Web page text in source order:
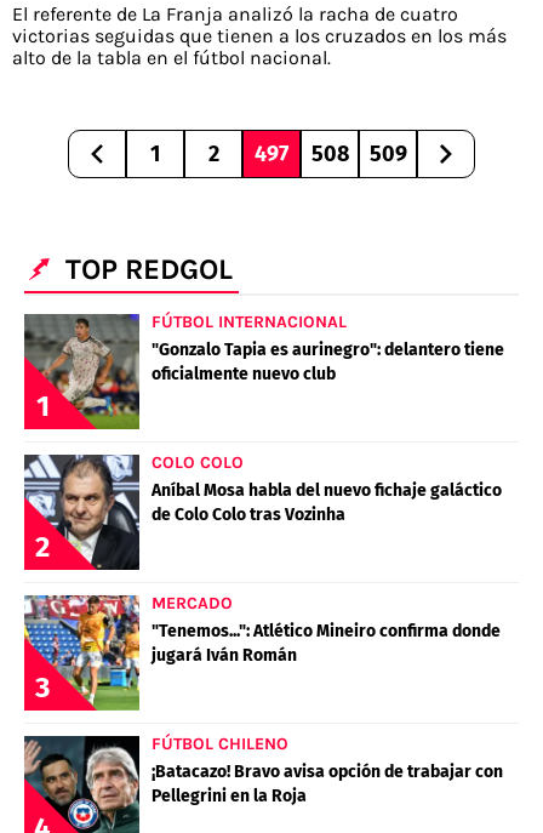
El referente de La Franja analizó la racha de cuatro
victorias seguidas que tienen a los cruzados en los más
alto de la tabla en el fútbol nacional.
1 2 497 508 509
TOP REDGOL
1
FÚTBOL INTERNACIONAL
"Gonzalo Tapia es aurinegro": delantero tiene
oficialmente nuevo club
2
COLO COLO
Aníbal Mosa habla del nuevo fichaje galáctico
de Colo Colo tras Vozinha
3
MERCADO
"Tenemos...": Atlético Mineiro confirma donde
jugará Iván Román
FÚTBOL CHILENO
¡Batacazo! Bravo avisa opción de trabajar con
Pellegrini en la Roja